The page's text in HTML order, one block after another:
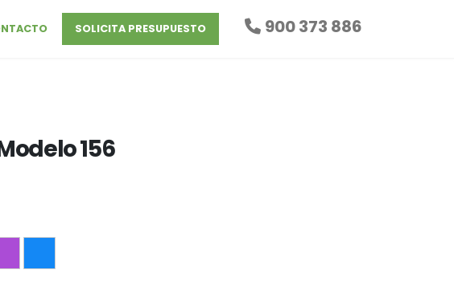
SOLICITA PRESUPUESTO 900 373 886
156